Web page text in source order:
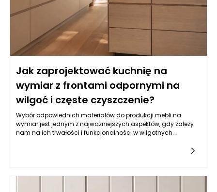
Jak zaprojektować kuchnię na
wymiar z frontami odpornymi na
wilgoć i częste czyszczenie?
Wybór odpowiednich materiałów do produkcji mebli na
wymiar jest jednym z najważniejszych aspektów, gdy zależy
nam na ich trwałości i funkcjonalności w wilgotnych
sklejka wodoodporna. Istotne jest, aby materiał miał